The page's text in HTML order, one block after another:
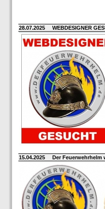
28.07.2025 WEBDESIGNER
15.04.2025 Der